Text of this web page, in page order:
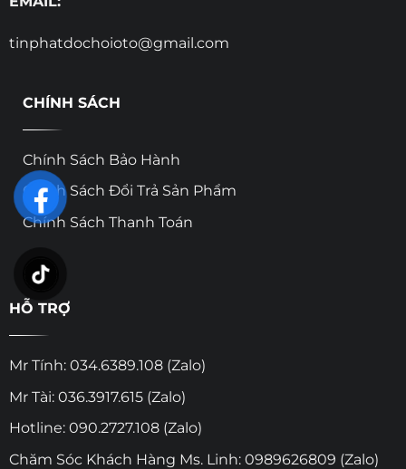
tinphatdochoioto@gmail.com
CHÍNH SÁCH
Chính Sách Bảo Hành
Chính Sách Đổi Trả Sản Phẩm
Chính Sách Thanh Toán
HỖ TRỢ
Mr Tính: 034.6389.108 (Zalo)
Mr Tài: 036.3917.615 (Zalo)
Hotline: 090.2727.108 (Zalo)
Chăm Sóc Khách Hàng Ms. Linh: 0989626809 (Zalo)